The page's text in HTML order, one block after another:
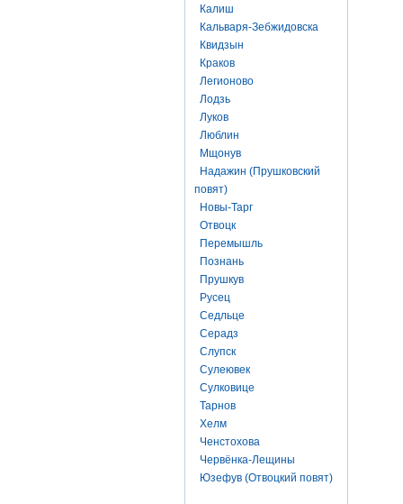
Калиш
Кальваря-Зебжидовска
Квидзын
Краков
Легионово
Лодзь
Луков
Люблин
Мщонув
Надажин (Прушковский
повят)
Новы-Тарг
Отвоцк
Перемышль
Познань
Прушкув
Русец
Седльце
Серадз
Слупск
Сулеювек
Сулковице
Тарнов
Хелм
Ченстохова
Червёнка-Лещины
Юзефув (Отвоцкий повят)